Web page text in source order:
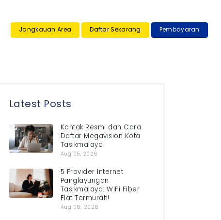
Jangkauan Area Daftar Sekarang Pembayaran
Latest Posts
Kontak Resmi dan Cara
Daftar Megavision Kota
Tasikmalaya
Aug 05, 2026
5 Provider Internet
Panglayungan
Tasikmalaya: WiFi Fiber
Flat Termurah!
Aug 06, 2026